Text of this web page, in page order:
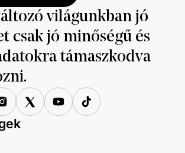
világunkban jó
csak jó minőségű és
támaszkodva